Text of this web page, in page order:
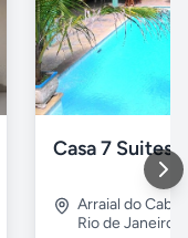
Arraial do Cabo
Rio de Janeiro